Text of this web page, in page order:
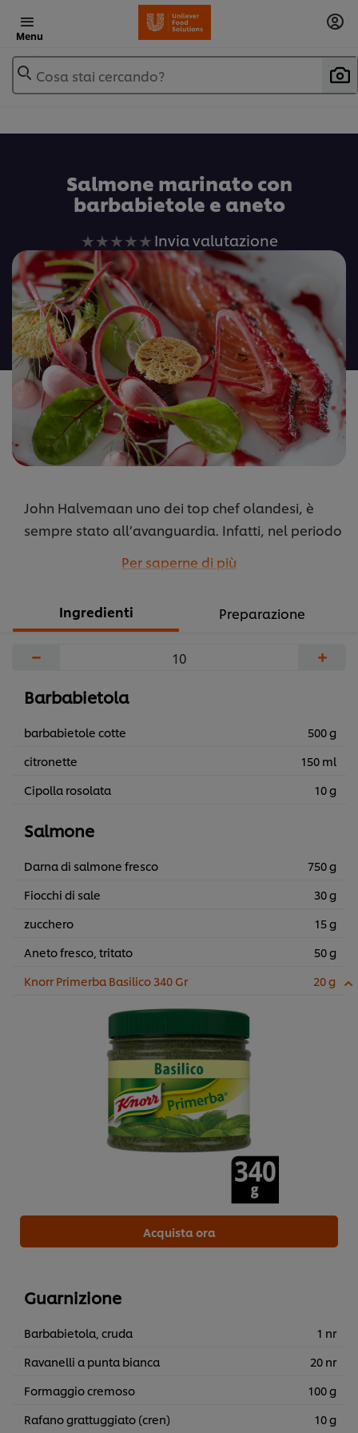
Menu
Cosa stai cercando?
Salmone marinato con
barbabietole e aneto
Nessuna
valutazione
inviata
per
questo
recipe
Invia valutazione
John Halvemaan uno dei top chef olandesi, è
sempre stato all’avanguardia. Infatti, nel periodo
ricetta a base di salmone marinato con
piatto sta tornando nei menù.
Per saperne di più
Ingredienti Preparazione
− +
Barbabietola
barbabietole cotte
500 g
citronette
150 ml
Cipolla rosolata
10 g
Salmone
Darna di salmone fresco
750 g
Fiocchi di sale
30 g
zucchero
15 g
Aneto fresco, tritato
50 g
Knorr Primerba Basilico 340 Gr
20 g
Acquista ora
Guarnizione
Barbabietola, cruda
1 nr
Ravanelli a punta bianca
20 nr
Formaggio cremoso
100 g
Rafano grattuggiato (cren)
10 g